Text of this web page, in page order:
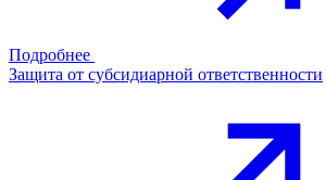
Подробнее
Защита от субсидиарной ответственности